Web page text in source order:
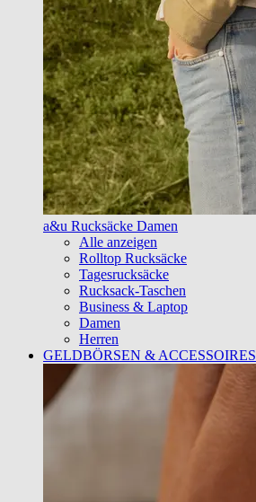
a&u Rucksäcke Damen
Alle anzeigen
Rolltop Rucksäcke
Tagesrucksäcke
Rucksack-Taschen
Business & Laptop
Damen
Herren
GELDBÖRSEN & ACCESSOIRES